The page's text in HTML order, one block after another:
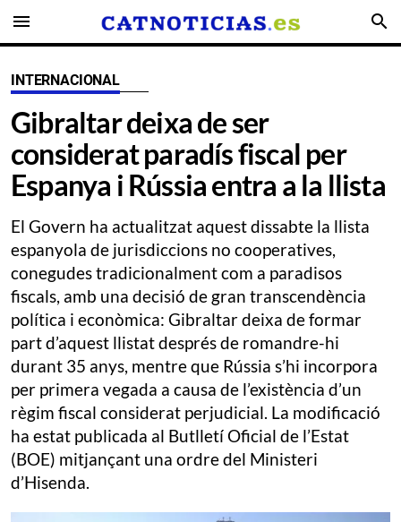
menu search
INTERNACIONAL
Gibraltar deixa de ser
considerat paradís fiscal per
Espanya i Rússia entra a la llista
El Govern ha actualitzat aquest dissabte la llista
espanyola de jurisdiccions no cooperatives,
conegudes tradicionalment com a paradisos
fiscals, amb una decisió de gran transcendència
política i econòmica: Gibraltar deixa de formar
part d’aquest llistat després de romandre-hi
durant 35 anys, mentre que Rússia s’hi incorpora
per primera vegada a causa de l’existència d’un
règim fiscal considerat perjudicial. La modificació
ha estat publicada al Butlletí Oficial de l’Estat
(BOE) mitjançant una ordre del Ministeri
d’Hisenda.